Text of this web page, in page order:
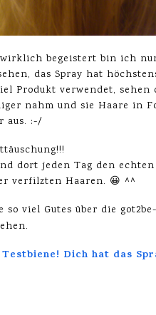
wirklich begeistert bin ich
das Spray hat
Produkt verwendet,
nahm und sie Haare in
aus. :-/
dort jeden Tag den
verfilzten Haaren. 😀 ^^
so viel Gutes über die
Dich hat das